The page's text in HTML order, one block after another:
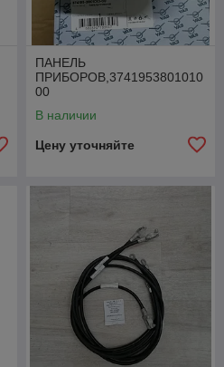
ПАНЕЛЬ
ПРИБОРОВ,3741953801010
00
В наличии
Цену уточняйте